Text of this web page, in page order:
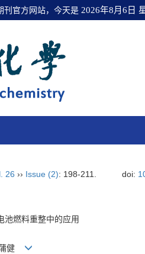
刊官方网站，今天是 2026年8月6日
26 ›› Issue (2): 198-211. doi:
池燃料重整中的应用
蒲健